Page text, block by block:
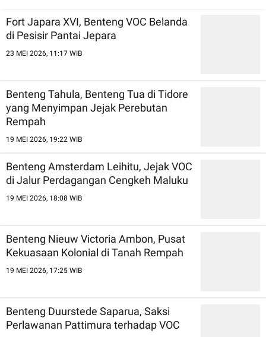
Fort Japara XVI, Benteng VOC Belanda
di Pesisir Pantai Jepara
23 MEI 2026, 11:17 WIB
Benteng Tahula, Benteng Tua di Tidore
yang Menyimpan Jejak Perebutan
Rempah
19 MEI 2026, 19:22 WIB
Benteng Amsterdam Leihitu, Jejak VOC
di Jalur Perdagangan Cengkeh Maluku
19 MEI 2026, 18:08 WIB
Benteng Nieuw Victoria Ambon, Pusat
Kekuasaan Kolonial di Tanah Rempah
19 MEI 2026, 17:25 WIB
Benteng Duurstede Saparua, Saksi
Perlawanan Pattimura terhadap VOC